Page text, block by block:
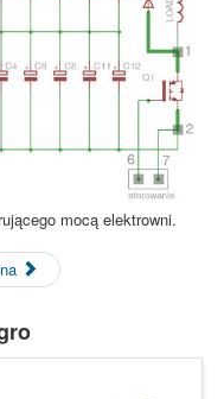
mocą elektrowni.